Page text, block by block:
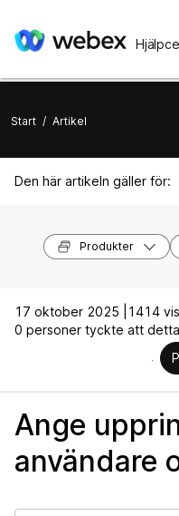
Start / Artikel
Den här artikeln gäller för:
Produkter
17 oktober 2025 |
1414
0 personer tyckte att
Ange
användare